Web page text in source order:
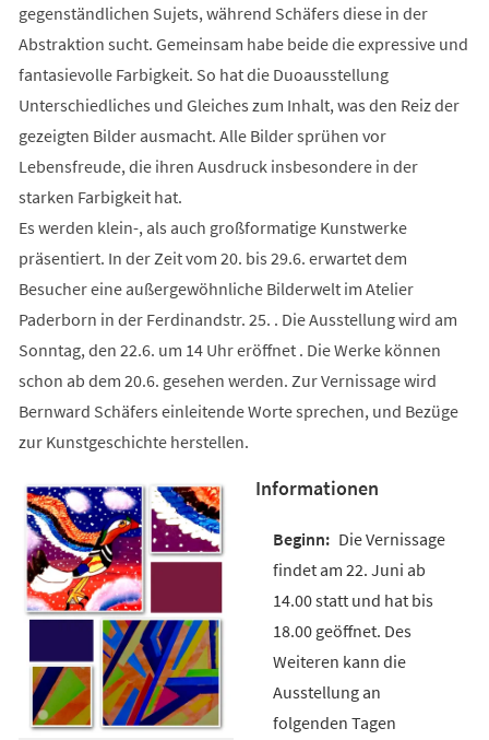
gegenständlichen Sujets, während Schäfers diese in der
Abstraktion sucht. Gemeinsam habe beide die expressive und
fantasievolle Farbigkeit. So hat die Duoausstellung
Unterschiedliches und Gleiches zum Inhalt, was den Reiz der
gezeigten Bilder ausmacht. Alle Bilder sprühen vor
Lebensfreude, die ihren Ausdruck insbesondere in der
starken Farbigkeit hat.
Es werden klein-, als auch großformatige Kunstwerke
präsentiert. In der Zeit vom 20. bis 29.6. erwartet dem
Besucher eine außergewöhnliche Bilderwelt im Atelier
Paderborn in der Ferdinandstr. 25. . Die Ausstellung wird am
Sonntag, den 22.6. um 14 Uhr eröffnet . Die Werke können
schon ab dem 20.6. gesehen werden. Zur Vernissage wird
Bernward Schäfers einleitende Worte sprechen, und Bezüge
zur Kunstgeschichte herstellen.
Informationen
Die Vernissage
findet am 22. Juni ab
14.00 statt und hat bis
18.00 geöffnet. Des
Weiteren kann die
Ausstellung an
folgenden Tagen